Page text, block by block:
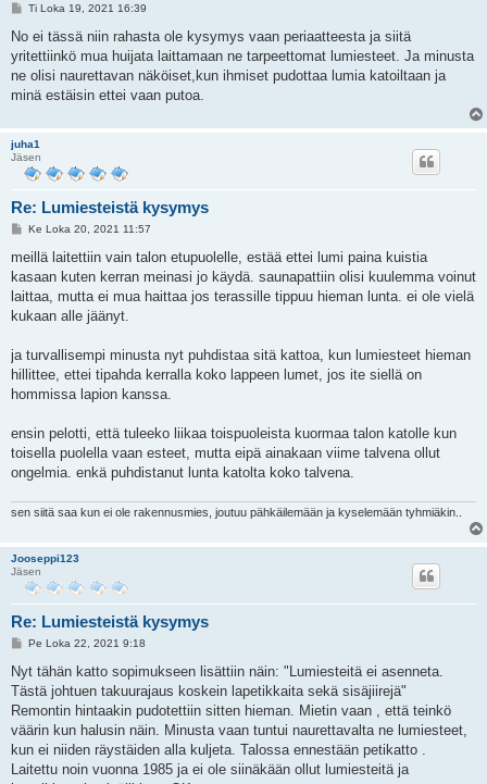
V
e
t
i
Ti Loka 19, 2021 16:39
No ei tässä niin rahasta ole kysymys vaan periaatteesta ja siitä
yritettiinkö mua huijata laittamaan ne tarpeettomat lumiesteet. Ja minusta
ne olisi naurettavan näköiset,kun ihmiset pudottaa lumia katoiltaan ja
minä estäisin ettei vaan putoa.
juha1
Jäsen
Re: Lumiesteistä kysymys
V
e
t
i
Ke Loka 20, 2021 11:57
meillä laitettiin vain talon etupuolelle, estää ettei lumi paina kuistia
kasaan kuten kerran meinasi jo käydä. saunapattiin olisi kuulemma voinut
laittaa, mutta ei mua haittaa jos terassille tippuu hieman lunta. ei ole vielä
kukaan alle jäänyt.
ja turvallisempi minusta nyt puhdistaa sitä kattoa, kun lumiesteet hieman
hillittee, ettei tipahda kerralla koko lappeen lumet, jos ite siellä on
hommissa lapion kanssa.
ensin pelotti, että tuleeko liikaa toispuoleista kuormaa talon katolle kun
toisella puolella vaan esteet, mutta eipä ainakaan viime talvena ollut
ongelmia. enkä puhdistanut lunta katolta koko talvena.
sen siitä saa kun ei ole rakennusmies, joutuu pähkäilemään ja kyselemään tyhmiäkin..
Jooseppi123
Jäsen
Re: Lumiesteistä kysymys
V
e
s
t
i
Pe Loka 22, 2021 9:18
Nyt tähän katto sopimukseen lisättiin näin: "Lumiesteitä ei asenneta.
Tästä johtuen takuurajaus koskein lapetikkaita sekä sisäjiirejä"
Remontin hintaakin pudotettiin sitten hieman. Mietin vaan , että teinkö
väärin kun halusin näin. Minusta vaan tuntui naurettavalta ne lumiesteet,
kun ei niiden räystäiden alla kuljeta. Talossa ennestään petikatto .
Laitettu noin vuonna 1985 ja ei ole siinäkään ollut lumiesteitä ja